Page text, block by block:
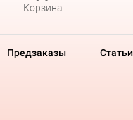
Корзина
Предзаказы Статьи